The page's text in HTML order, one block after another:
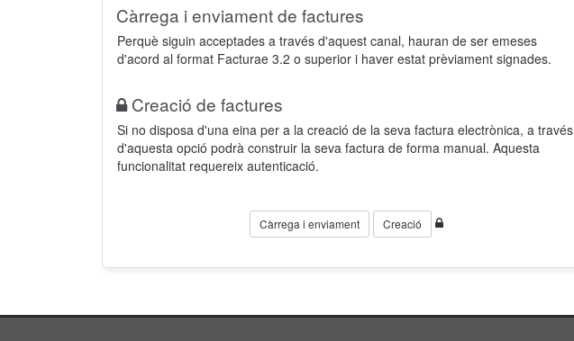
Càrrega i enviament de factures
Perquè siguin acceptades a través d'aquest canal, hauran de ser emeses
d'acord al format Facturae 3.2 o superior i haver estat prèviament signades.
Creació de factures
Si no disposa d'una eina per a la creació de la seva factura electrònica, a través
d'aquesta opció podrà construir la seva factura de forma manual. Aquesta
funcionalitat requereix autenticació.
Càrrega i enviament Creació